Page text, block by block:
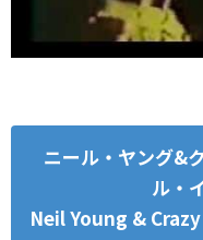
ニール・ヤング&
ル・
Neil Young &